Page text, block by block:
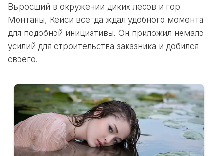
Выросший в окружении диких лесов и гор
Монтаны, Кейси всегда ждал удобного момента
для подобной инициативы. Он приложил немало
усилий для строительства заказника и добился
своего.